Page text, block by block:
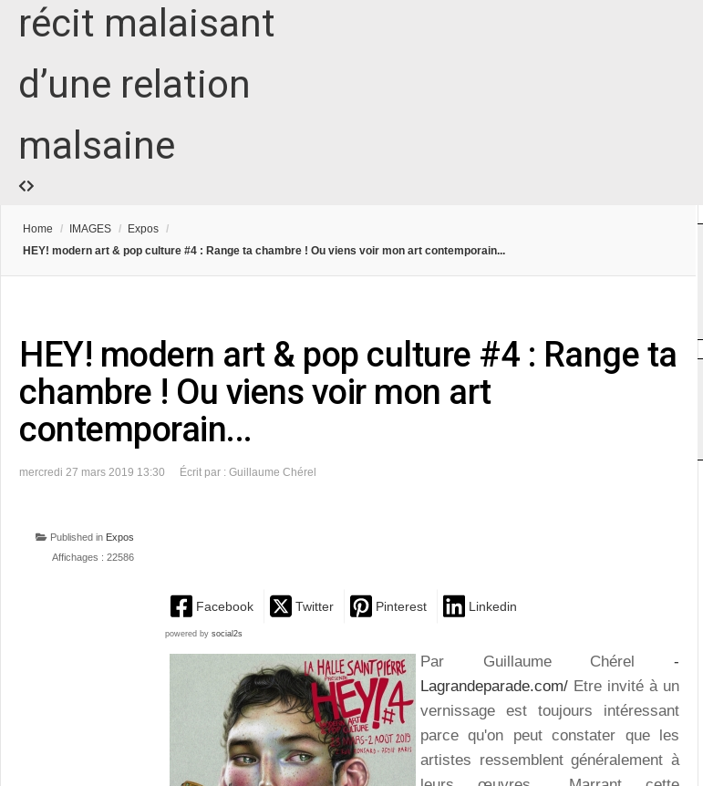
récit malaisant
d’une relation
malsaine
Home / IMAGES / Expos /
HEY! modern art & pop culture #4 : Range ta chambre ! Ou viens voir mon art contemporain...
HEY! modern art & pop culture #4 : Range ta
chambre ! Ou viens voir mon art
contemporain...
mercredi 27 mars 2019 13:30 Écrit par : Guillaume Chérel
Published in Expos
Affichages : 22586
Facebook Twitter Pinterest Linkedin
powered by social2s
Par Guillaume Chérel-
Lagrandeparade.com/ Etre invité à un
vernissage est toujours intéressant
parce qu'on peut constater que les
artistes ressemblent généralement à